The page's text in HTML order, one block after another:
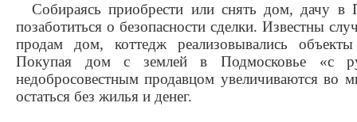
Собираясь приобрести или снять дом, дачу в
позаботиться о безопасности сделки. Известны
продам дом, коттедж реализовывались
Покупая дом с землей в Подмосковье «с
недобросовестным продавцом увеличиваются во
остаться без жилья и денег.